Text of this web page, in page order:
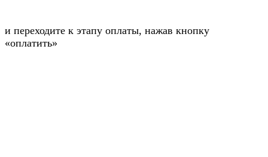
и переходите к этапу оплаты, нажав кнопку
«оплатить»